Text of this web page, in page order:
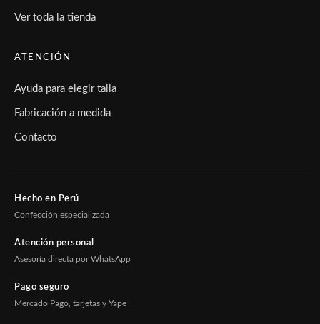
Ver toda la tienda
ATENCIÓN
Ayuda para elegir talla
Fabricación a medida
Contacto
Hecho en Perú
Confección especializada
Atención personal
Asesoría directa por WhatsApp
Pago seguro
Mercado Pago, tarjetas y Yape